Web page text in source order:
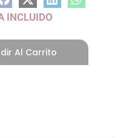
INCLUIDO
Al Carrito